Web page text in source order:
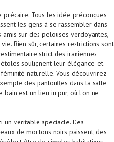
Tous les idée préconçues
les gens à se rassembler dans
sur des pelouses verdoyantes,
Bien sûr, certaines restrictions sont
strict des iraniennes
soulignent leur élégance, et
naturelle. Vous découvrirez
des pantoufles dans la salle
est un lieu impur, où l'on ne
un véritable spectacle. Des
de montons noirs paissent, des